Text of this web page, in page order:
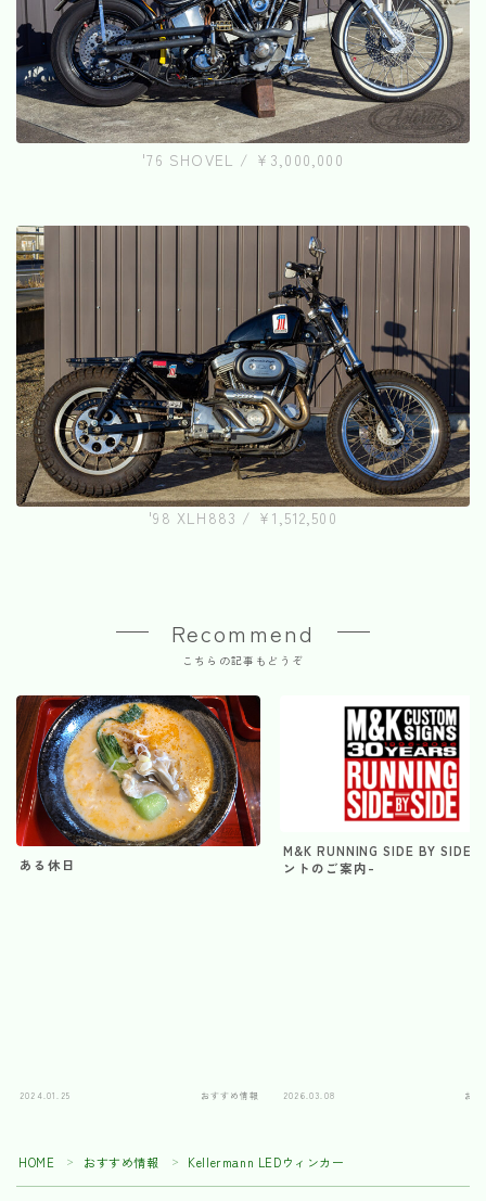
'76 SHOVEL / ¥3,000,000
'98 XLH883 / ¥1,512,500
Recommend
こちらの記事もどうぞ
ある休日
2024.01.25 おすすめ情報
M&K RUNNING SIDE BY SIDE
ントのご案内-
2026.03.08 お
HOME ＞ おすすめ情報 ＞ Kellermann LEDウィンカー